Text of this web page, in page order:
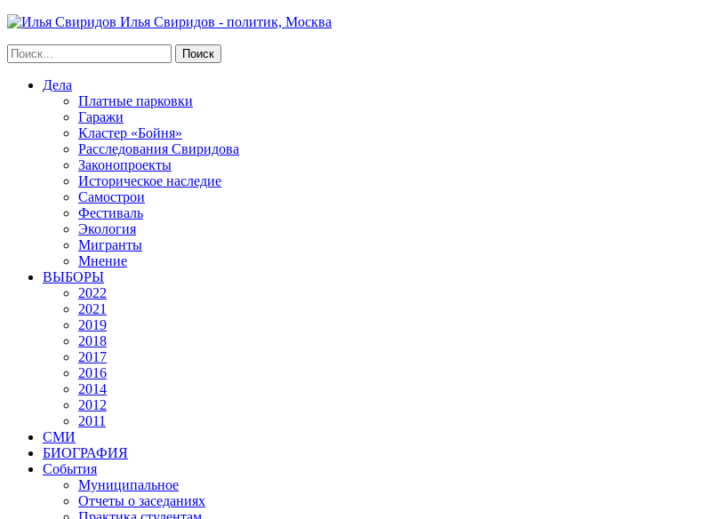
Илья Свиридов - политик, Москва
Дела
Платные парковки
Гаражи
Кластер «Бойня»
Расследования Свиридова
Законопроекты
Историческое наследие
Самострои
Фестиваль
Экология
Мигранты
Мнение
ВЫБОРЫ
2022
2021
2019
2018
2017
2016
2014
2012
2011
СМИ
БИОГРАФИЯ
События
Муниципальное
Отчеты о заседаниях